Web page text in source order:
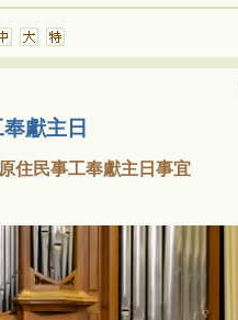
獻主日
住民事工奉獻主日事宜